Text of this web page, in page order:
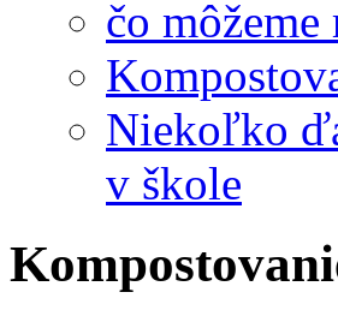
čo
Niekoľko
v škole